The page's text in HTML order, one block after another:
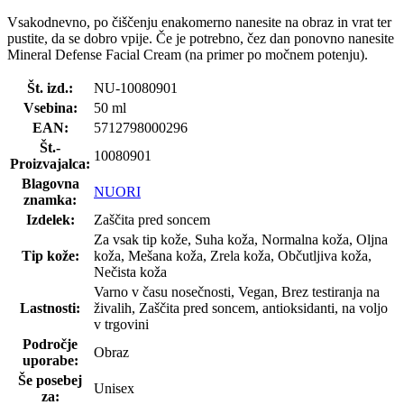
Vsakodnevno, po čiščenju enakomerno nanesite na obraz in vrat ter
pustite, da se dobro vpije. Če je potrebno, čez dan ponovno nanesite
Mineral Defense Facial Cream (na primer po močnem potenju).
Št. izd.:
NU-10080901
Vsebina:
50 ml
EAN:
5712798000296
Št.-
Proizvajalca:
10080901
Blagovna
znamka:
NUORI
Izdelek:
Zaščita pred soncem
Tip kože:
Za vsak tip kože, Suha koža, Normalna koža, Oljna
koža, Mešana koža, Zrela koža, Občutljiva koža,
Nečista koža
Lastnosti:
Varno v času nosečnosti, Vegan, Brez testiranja na
živalih, Zaščita pred soncem, antioksidanti, na voljo
v trgovini
Področje
uporabe:
Obraz
Še posebej
za:
Unisex